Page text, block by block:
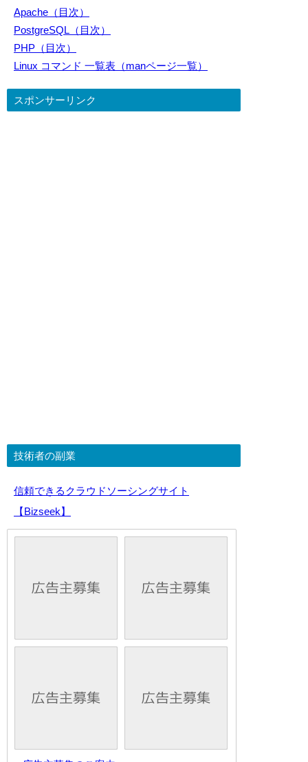
Apache（目次）
PostgreSQL（目次）
PHP（目次）
Linux コマンド 一覧表（manページ一覧）
スポンサーリンク
技術者の副業
信頼できるクラウドソーシングサイト
【Bizseek】